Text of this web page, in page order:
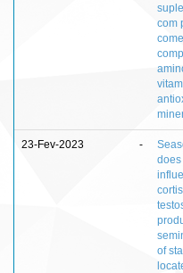
com
23-Fev-2023 -
does
of